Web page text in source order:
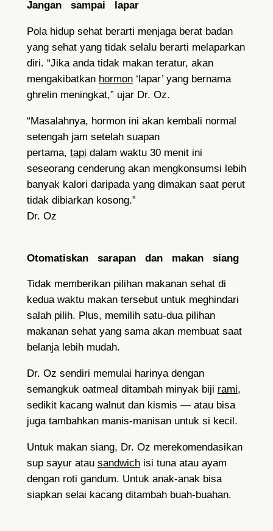
Jangan sampai lapar
Pola hidup sehat berarti menjaga berat badan
yang sehat yang tidak selalu berarti melaparkan
diri. “Jika anda tidak makan teratur, akan
mengakibatkan hormon‘lapar’ yang bernama
ghrelin meningkat,” ujar Dr. Oz.
“Masalahnya, hormon ini akan kembali normal
setengah jam setelah suapan
pertama, tapi dalam waktu 30 menit ini
seseorang cenderung akan mengkonsumsi lebih
banyak kalori daripada yang dimakan saat perut
tidak dibiarkan kosong.”
Dr. Oz
Otomatiskan sarapan dan makan siang
Tidak memberikan pilihan makanan sehat di
kedua waktu makan tersebut untuk meghindari
salah pilih. Plus, memilih satu-dua pilihan
makanan sehat yang sama akan membuat saat
belanja lebih mudah.
Dr. Oz sendiri memulai harinya dengan
semangkuk oatmeal ditambah minyak biji rami,
sedikit kacang walnut dan kismis — atau bisa
juga tambahkan manis-manisan untuk si kecil.
Untuk makan siang, Dr. Oz merekomendasikan
sup sayur atau sandwichisi tuna atau ayam
dengan roti gandum. Untuk anak-anak bisa
siapkan selai kacang ditambah buah-buahan.